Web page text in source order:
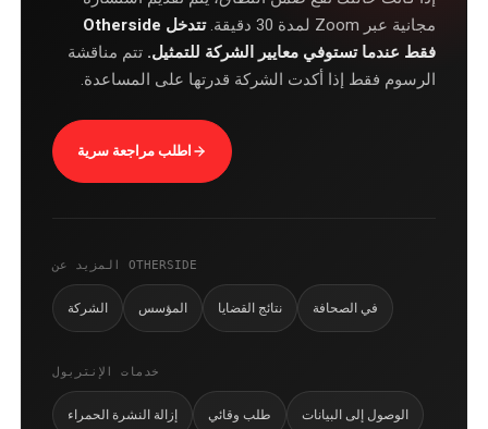
مجانية عبر Zoom لمدة 30 دقيقة.
تتدخل Otherside
فقط عندما تستوفي معايير الشركة للتمثيل. تتم مناقشة
الرسوم فقط إذا أكدت الشركة قدرتها على المساعدة.
اطلب مراجعة سرية
المزيد عن OTHERSIDE
الشركة المؤسس نتائج القضايا في الصحافة
خدمات الإنتربول
إزالة النشرة الحمراء طلب وقائي الوصول إلى البيانات